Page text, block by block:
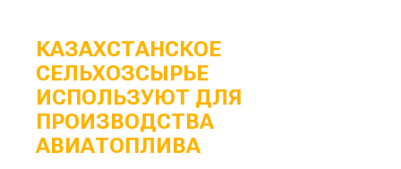
КАЗАХСТАНСКОЕ
СЕЛЬХОЗСЫРЬЕ
ИСПОЛЬЗУЮТ ДЛЯ
ПРОИЗВОДСТВА
АВИАТОПЛИВА